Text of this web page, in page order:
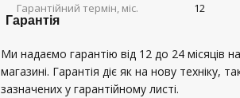
Гарантійний термін, міс. 12
Гарантія
Ми надаємо гарантію від 12 до 24 місяців
магазині. Гарантія діє як на нову техніку,
зазначених у гарантійному листі.